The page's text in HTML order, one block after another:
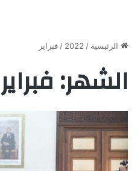
الرئيسية /
2022
/ فبراير
الشهر:فبراير 2022